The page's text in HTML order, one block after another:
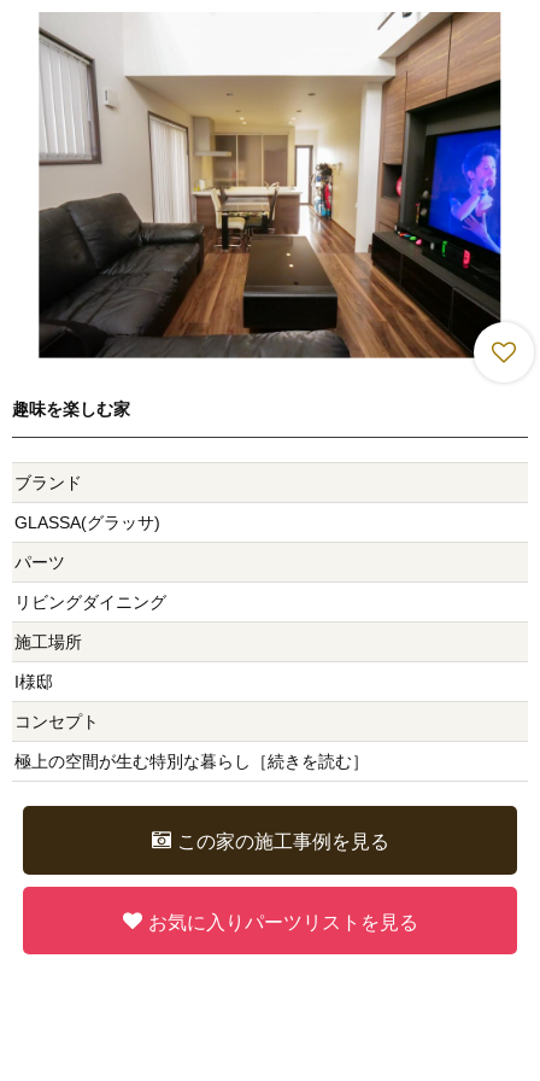
趣味を楽しむ家
ブランド
GLASSA(グラッサ)
パーツ
リビングダイニング
施工場所
I様邸
コンセプト
極上の空間が生む特別な暮らし［続きを読む］
この家の施工事例を見る
お気に入りパーツリストを見る